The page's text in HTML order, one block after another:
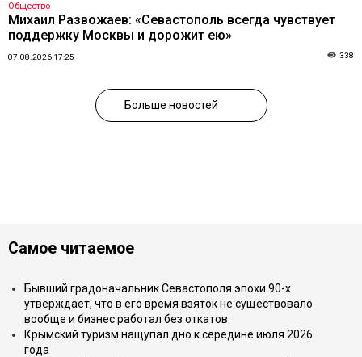
Общество
Михаил Развожаев: «Севастополь всегда чувствует
поддержку Москвы и дорожит ею»
07.08.2026 17:25 338
Больше новостей
Самое читаемое
Бывший градоначальник Севастополя эпохи 90-х
утверждает, что в его время взяток не существовало
вообще и бизнес работал без откатов
Крымский туризм нащупал дно к середине июля 2026
года